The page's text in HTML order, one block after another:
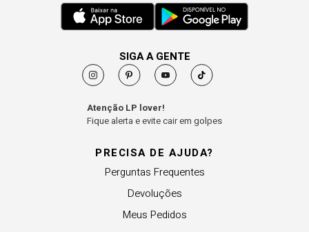
PRECISA DE AJUDA?
Perguntas Frequentes
Devoluções
Meus Pedidos
SIGA A GENTE
Atenção LP lover!
Fique alerta e evite cair em golpes